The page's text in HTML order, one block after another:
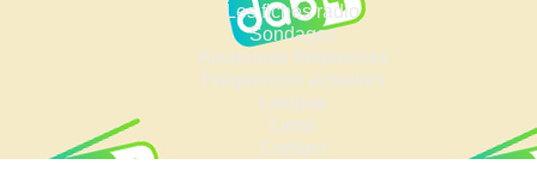
Les fiches radio
Sondages
Anciennes fréquences
Fréquences actuelles
Lexique
Liens
Contact